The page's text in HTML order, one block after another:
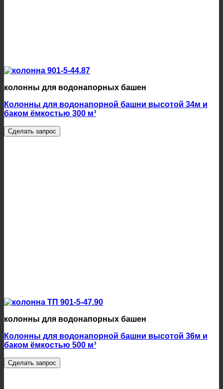
колонны для водонапорных башен
Колонны для водонапорной башни высотой 34м и
баком ёмкостью 300 м³
Сделать запрос
колонны для водонапорных башен
Колонны для водонапорной башни высотой 36м и
баком ёмкостью 500 м³
Сделать запрос